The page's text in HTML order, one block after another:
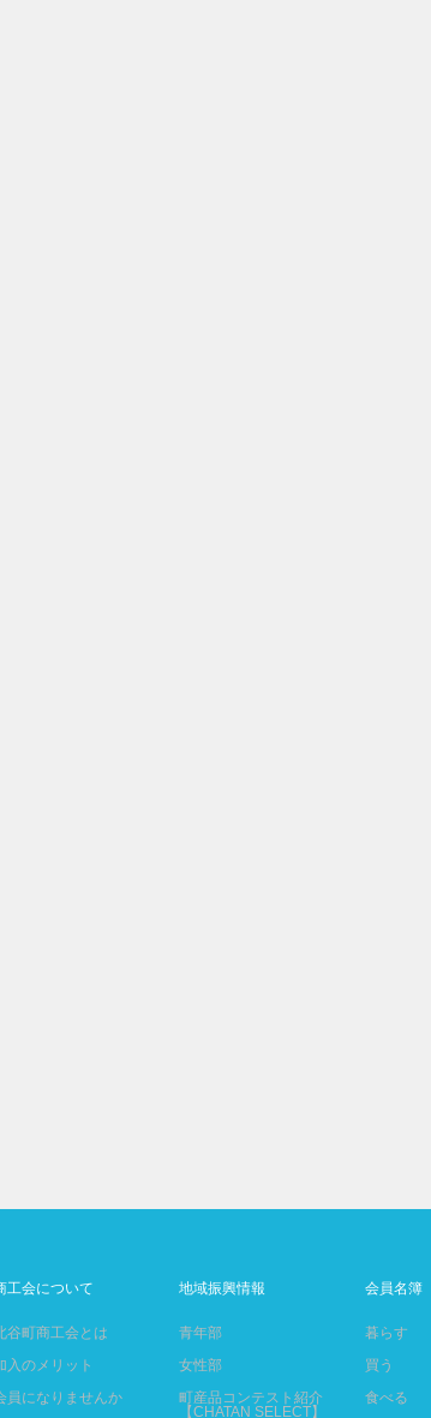
工会について
谷町商工会とは
入のメリット
員になりませんか
地域振興情報
青年部
女性部
町産品コンテスト紹介
【CHATAN SELECT】
会員名簿
暮らす
買う
食べる